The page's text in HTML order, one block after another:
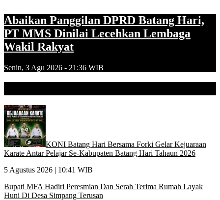
Abaikan Panggilan DPRD Batang Hari,
PT MMS Dinilai Lecehkan Lembaga
Wakil Rakyat
Senin, 3 Agu 2026 - 21:36 WIB
KONI Batang Hari Bersama Forki Gelar Kejuaraan
Karate Antar Pelajar Se-Kabupaten Batang Hari Tahaun 2026
5 Agustus 2026 | 10:41 WIB
Bupati MFA Hadiri Peresmian Dan Serah Terima Rumah Layak
Huni Di Desa Simpang Terusan